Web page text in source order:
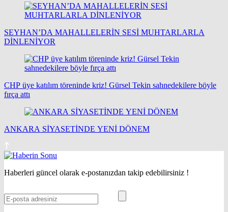
SEYHAN’DA MAHALLELERİN SESİ MUHTARLARLA
DİNLENİYOR
CHP üye katılım töreninde kriz! Gürsel Tekin sahnedekilere böyle
fırça attı
ANKARA SİYASETİNDE YENİ DÖNEM
Haberleri güncel olarak e-postanızdan takip edebilirsiniz !